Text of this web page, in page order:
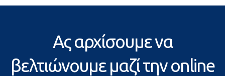
Ας αρχίσουμε να
βελτιώνουμε μαζί την online